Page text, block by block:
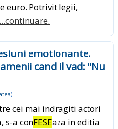
euro. Potrivit legii,
...continuare.
emotionante.
cand il vad: "Nu
)
cei mai indragiti actori
s-a conFESEaza in editia